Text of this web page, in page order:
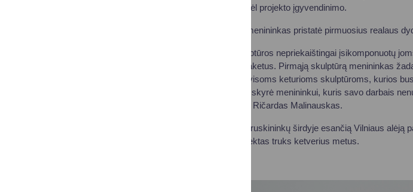
pasirašyta sutartis dėl projekto įgyvendinimo.
Konkursą laimėjęs menininkas pristatė pirmuosius realaus
„Kad bronzinės skulptūros nepriekaištingai įsikomponuotų
realaus dydžio jų maketus. Pirmąją skulptūrą menininkas
granitiniai pagrindai visoms keturioms skulptūroms, kurios
komisija pirmą vietą skyrė menininkui, kuris savo darbais
savivaldybės meras Ričardas Malinauskas.
Pasirašius sutartį, Druskininkų širdyje esančią Vilniaus alėją
ciklo skulptūrų. Projektas truks ketverius metus.